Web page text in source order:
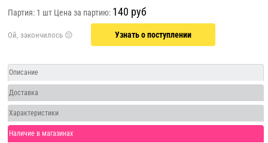
Партия: 1 шт Цена за партию: 140 руб
Узнать о поступлении
Описание
Доставка
Характеристики
Наличие в магазинах